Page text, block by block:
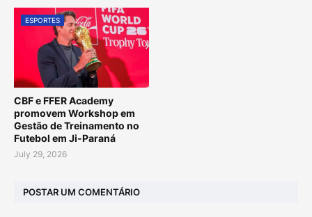
ESPORTES
CBF e FFER Academy
promovem Workshop em
Gestão de Treinamento no
Futebol em Ji-Paraná
July 29, 2026
POSTAR UM COMENTÁRIO